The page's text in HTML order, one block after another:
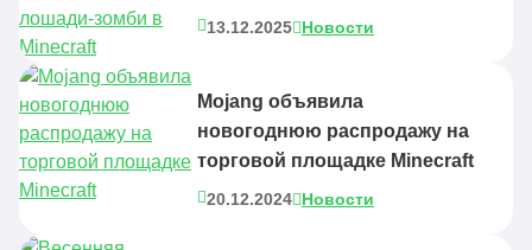
13.12.2025 Новости
Mojang объявила
новогоднюю распродажу на
торговой площадке Minecraft
20.12.2024 Новости